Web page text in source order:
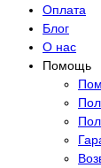
Оплата
Блог
О нас
Помощь